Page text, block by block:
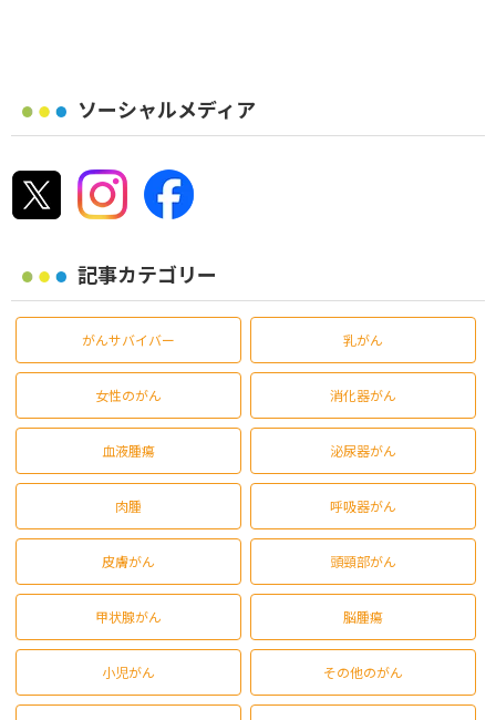
ソーシャルメディア
記事カテゴリー
がんサバイバー 乳がん
女性のがん 消化器がん
血液腫瘍 泌尿器がん
肉腫 呼吸器がん
皮膚がん 頭頸部がん
甲状腺がん 脳腫瘍
小児がん その他のがん